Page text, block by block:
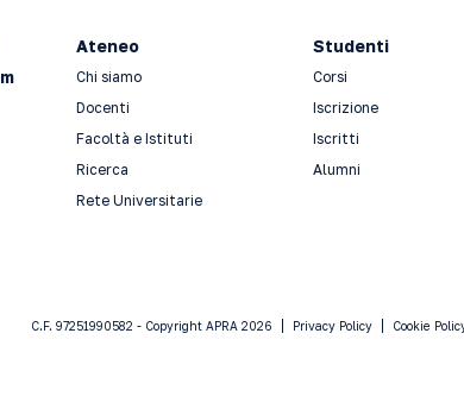
Ateneo
Chi siamo
Docenti
Facoltà e Istituti
Ricerca
Rete Universitarie
Studenti
Corsi
Iscrizione
Iscritti
Alumni
C.F. 97251990582 - Copyright APRA 2026 Privacy Policy Cookie